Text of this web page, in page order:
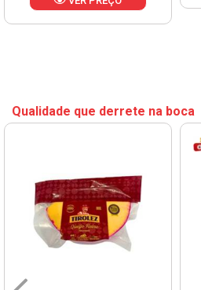
Qualidade que derrete na boca